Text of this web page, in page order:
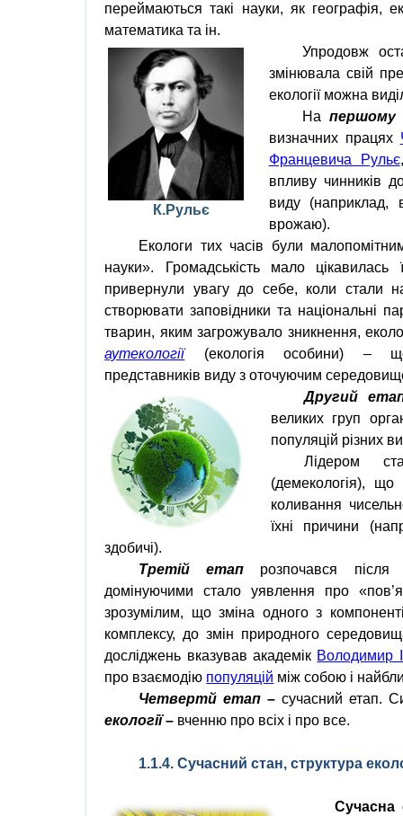
переймаються такі науки, як географія,
математика та ін.
К.Рульє
Упродовж
змінювала свій
екологіїможна
На першому
визначних працях
Францевича Рульє
впливу чинників
виду
врожаю).
Екологи тих часів були
науки».
Громадськістьмало цікавилась
привернули увагу до себе, коли стали
створюватизаповідники та національні
тварин, яким загрожувало зникнення,
аутекології
(екологія особини) –
представників виду зоточуючим
Другий
великих
груп
популяцій різних
Лідером
(демекологія), що
коливання
їхні причини
здобичі).
Третій
етап розпочався
після
домінуючими
стало уявлення про «пов’
зрозумілим, що зміна одного з
комплексу, до змін природного
досліджень вказувавакадемік Володимир
про взаємодію популяцій між собою і
Четвертй етап – сучасний етап.
екології– вченню про всіх і про все.
1.1.4. Сучасний стан, структура
Сучасна